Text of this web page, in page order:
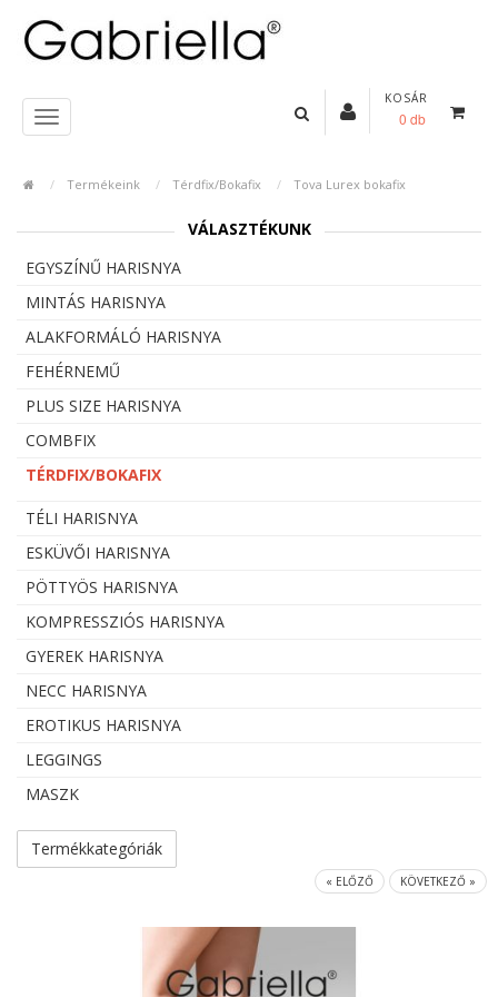
KOSÁR
0 db
Termékeink Térdfix/Bokafix Tova Lurex bokafix
VÁLASZTÉKUNK
EGYSZÍNŰ HARISNYA
MINTÁS HARISNYA
ALAKFORMÁLÓ HARISNYA
FEHÉRNEMŰ
PLUS SIZE HARISNYA
COMBFIX
TÉRDFIX/BOKAFIX
TÉLI HARISNYA
ESKÜVŐI HARISNYA
PÖTTYÖS HARISNYA
KOMPRESSZIÓS HARISNYA
GYEREK HARISNYA
NECC HARISNYA
EROTIKUS HARISNYA
LEGGINGS
MASZK
Termékkategóriák
« ELŐZŐ KÖVETKEZŐ »